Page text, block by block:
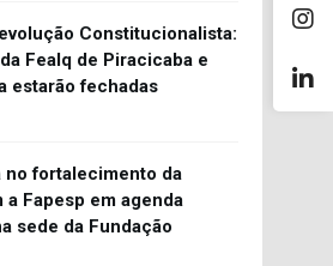
Constitucionalista:
Fealq de Piracicaba e
estarão fechadas
no fortalecimento da
Fapesp em agenda
sede da Fundação